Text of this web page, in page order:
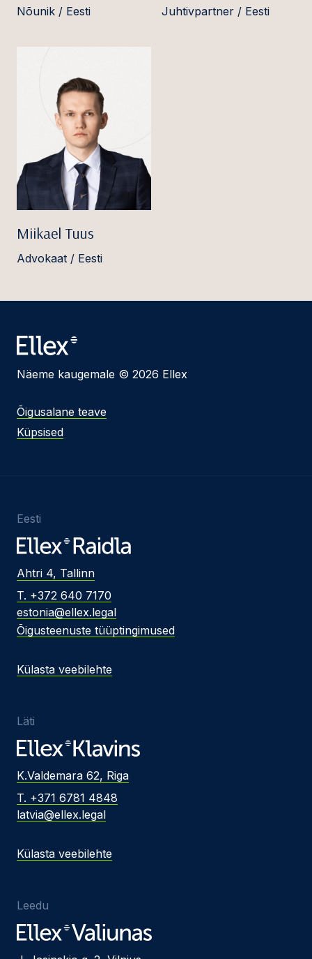
Nõunik / Eesti Juhtivpartner / Eesti
Miikael Tuus
Advokaat / Eesti
Näeme kaugemale © 2026 Ellex
Õigusalane teave
Küpsised
Eesti
Ahtri 4, Tallinn
T. +372 640 7170
estonia@ellex.legal
Õigusteenuste tüüptingimused
Külasta veebilehte
Läti
K.Valdemara 62, Riga
T. +371 6781 4848
latvia@ellex.legal
Külasta veebilehte
Leedu